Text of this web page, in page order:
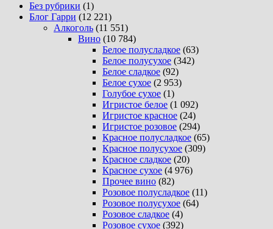
Без рубрики (1)
Блог Гарри (12 221)
Алкоголь (11 551)
Вино (10 784)
Белое полусладкое (63)
Белое полусухое (342)
Белое сладкое (92)
Белое сухое (2 953)
Голубое сухое (1)
Игристое белое (1 092)
Игристое красное (24)
Игристое розовое (294)
Красное полусладкое (65)
Красное полусухое (309)
Красное сладкое (20)
Красное сухое (4 976)
Прочее вино (82)
Розовое полусладкое (11)
Розовое полусухое (64)
Розовое сладкое (4)
Розовое сухое (392)